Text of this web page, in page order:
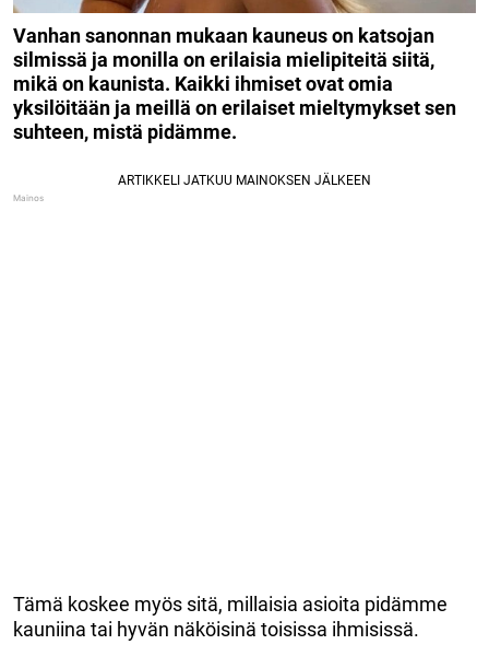
Vanhan sanonnan mukaan kauneus on katsojan
silmissä ja monilla on erilaisia mielipiteitä siitä,
mikä on kaunista. Kaikki ihmiset ovat omia
yksilöitään ja meillä on erilaiset mieltymykset sen
suhteen, mistä pidämme.
Tämä koskee myös sitä, millaisia asioita pidämme
kauniina tai hyvän näköisinä toisissa ihmisissä.